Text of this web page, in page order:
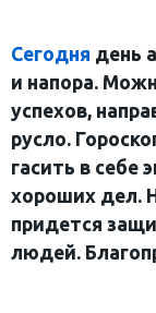
Сегодня день
и напора.
успехов,
русло.
гасить в себе
хороших дел.
придется
людей.